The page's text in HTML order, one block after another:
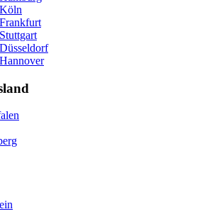
Köln
Frankfurt
Stuttgart
Düsseldorf
Hannover